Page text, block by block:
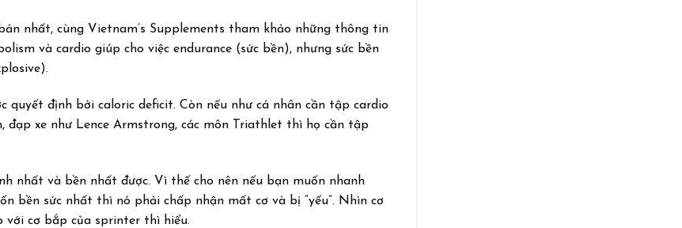
nhất, cùng Vietnam’s Supplements tham khảo những thông tin
và cardio giúp cho việc endurance (sức bền), nhưng sức bền
định bởi caloric deficit. Còn nếu như cá nhân cần tập cardio
xe như Lence Armstrong, các môn Triathlet thì họ cần tập
nhất và bền nhất được. Vì thế cho nên nếu bạn muốn nhanh
bền sức nhất thì nó phải chấp nhận mất cơ và bị “yếu”. Nhìn cơ
với cơ bắp của sprinter thì hiểu.